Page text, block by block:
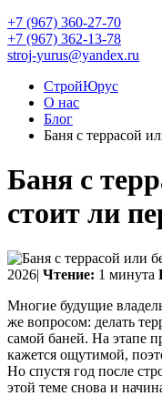
+7 (967) 360-27-70
+7 (967) 362-13-78
stroj-yurus@yandex.ru
СтройЮрус
О нас
Блог
Баня с террасой
Баня с
стоит ли
2026| Чтение: 1 минута
Многие будущие
же вопросом: делать
самой баней. На этапе
кажется ощутимой,
Но спустя год после
этой теме снова и